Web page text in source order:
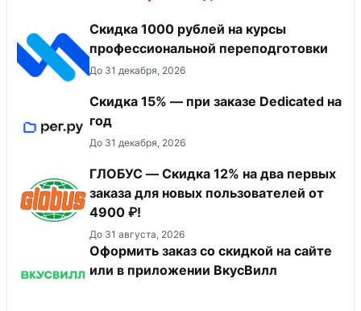
Скидка 1000 рублей на курсы
профессиональной переподготовки
До 31 декабря, 2026
Скидка 15% — при заказе Dedicated на
год
До 31 декабря, 2026
ГЛОБУС — Скидка 12% на два первых
заказа для новых пользователей от
4900 ₽!
До 31 августа, 2026
Оформить заказ со скидкой на сайте
или в приложении ВкусВилл